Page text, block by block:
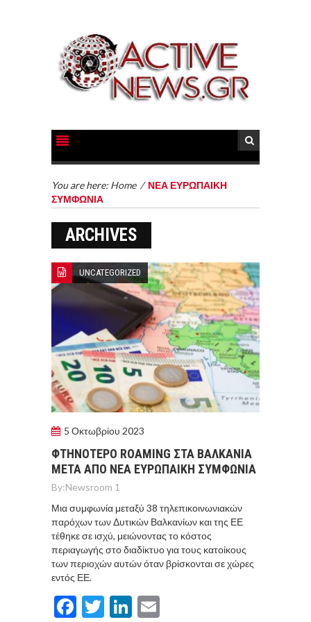
You are here: Home / ΝΕΑ ΕΥΡΩΠΑΙΚΗ
ΣΥΜΦΩΝΙΑ
ARCHIVES
UNCATEGORIZED
5 Οκτωβρίου 2023
ΦΤΗΝΟΤΕΡΟ ROAMING ΣΤΑ ΒΑΛΚΑΝΙΑ
ΜΕΤΑ ΑΠΟ ΝΕΑ ΕΥΡΩΠΑΙΚΗ ΣΥΜΦΩΝΙΑ
By:Newsroom 1
Μια συμφωνία μεταξύ 38 τηλεπικοινωνιακών
παρόχων των Δυτικών Βαλκανίων και της ΕΕ
τέθηκε σε ισχύ, μειώνοντας το κόστος
περιαγωγής στο διαδίκτυο για τους κατοίκους
των περιοχών αυτών όταν βρίσκονται σε χώρες
εντός ΕΕ.
Facebook
TwitterLinkedIn